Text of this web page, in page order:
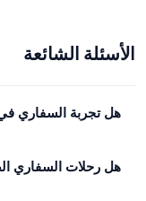
الأسئلة الشائعة
هل تجربة السفاري في
هل رحلات السفاري